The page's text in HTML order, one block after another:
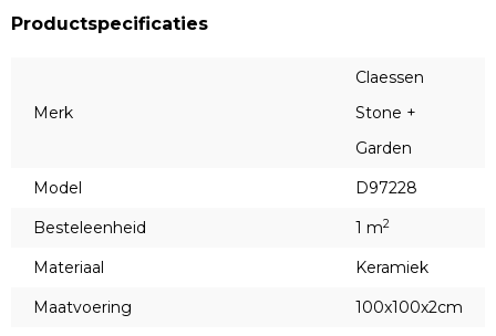
Productspecificaties
Merk
Claessen
Stone +
Garden
Model
D97228
Besteleenheid
1 m2
Materiaal
Keramiek
Maatvoering
100x100x2cm